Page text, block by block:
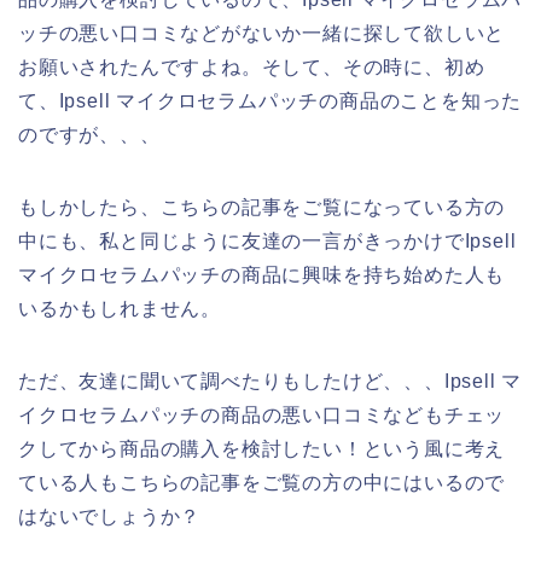
ッチの悪い口コミなどがないか一緒に探して欲しいと
お願いされたんですよね。そして、その時に、初め
て、Ipsell マイクロセラムパッチの商品のことを知った
のですが、、、
もしかしたら、こちらの記事をご覧になっている方の
中にも、私と同じように友達の一言がきっかけでIpsell
マイクロセラムパッチの商品に興味を持ち始めた人も
いるかもしれません。
ただ、友達に聞いて調べたりもしたけど、、、Ipsell マ
イクロセラムパッチの商品の悪い口コミなどもチェッ
クしてから商品の購入を検討したい！という風に考え
ている人もこちらの記事をご覧の方の中にはいるので
はないでしょうか？